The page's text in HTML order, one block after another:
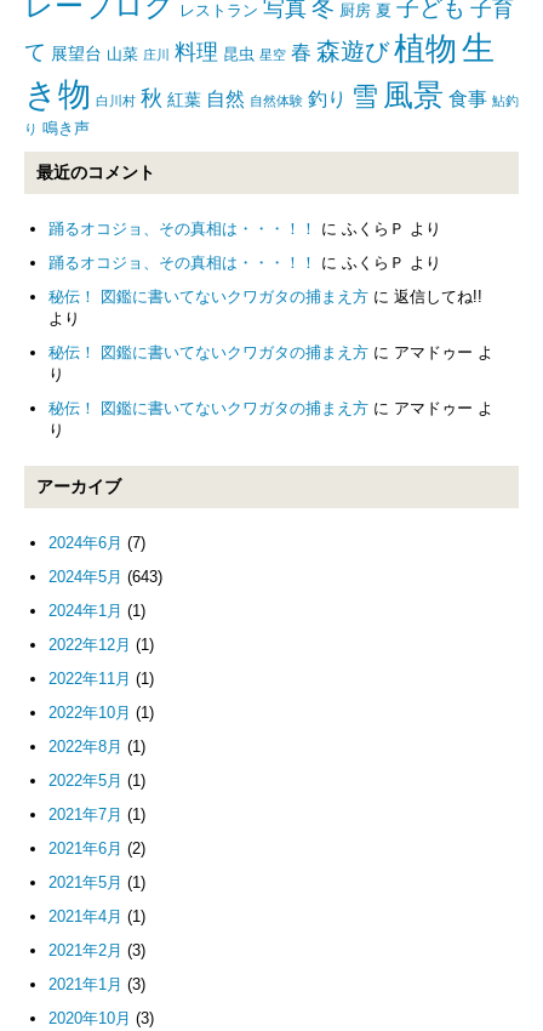
レストラン 写真冬 厨房 夏 子ども 子育
て 展望台 山菜 庄川 料理 昆虫 星空 春 森遊び植物 生
き物 白川村 秋 紅葉 自然 自然体験 釣り 雪 風景 食事 鮎釣
り 鳴き声
最近のコメント
踊るオコジョ、その真相は・・・！！ に ふくらＰ より
踊るオコジョ、その真相は・・・！！
に ふくらＰ より
秘伝！ 図鑑に書いてないクワガタの捕まえ方 に 返信してね!!
より
秘伝！ 図鑑に書いてないクワガタの捕まえ方 に アマドゥー よ
り
秘伝！ 図鑑に書いてないクワガタの捕まえ方 に アマドゥー よ
り
アーカイブ
2024年6月 (7)
2024年5月 (643)
2024年1月 (1)
2022年12月 (1)
2022年11月 (1)
2022年10月 (1)
2022年8月 (1)
2022年5月 (1)
2021年7月 (1)
2021年6月 (2)
2021年5月 (1)
2021年4月 (1)
2021年2月 (3)
2021年1月 (3)
2020年10月 (3)